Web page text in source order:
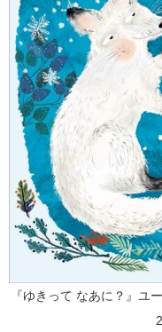
『ゆきって なあに？』ユ